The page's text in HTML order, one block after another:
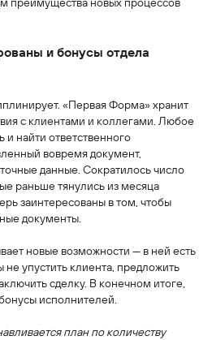
и бонусы отдела
«Первая Форма» хранит
с клиентами и коллегами. Любое
найти ответственного
вовремя документ,
данные. Сократилось число
раньше тянулись из месяца
заинтересованы в том, чтобы
документы.
новые возможности — в ней есть
не упустить клиента, предложить
сделку. В конечном итоге,
исполнителей.
план по количеству